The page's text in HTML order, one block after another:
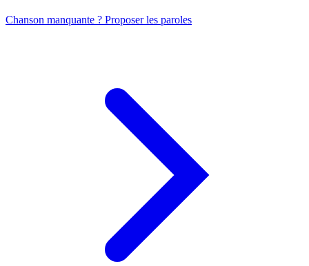
Chanson manquante ? Proposer les paroles